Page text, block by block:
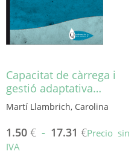
Capacitat de càrrega i
gestió adaptativa…
Martí Llambrich, Carolina
1.50 € - 17.31 €Precio sin
IVA